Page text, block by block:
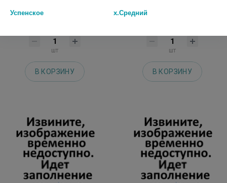
МЛ 28370С [BIODERMA]
шт
В КОРЗИНУ
BIODERMA 28384
шт
В КОРЗИНУ
Успенское х.Средний